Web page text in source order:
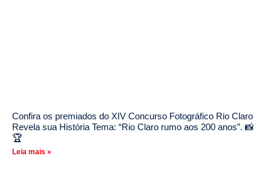
Confira os premiados do XIV Concurso Fotográfico Rio Claro
Revela sua História Tema: “Rio Claro rumo aos 200 anos”. 📸
🏆
Leia mais »